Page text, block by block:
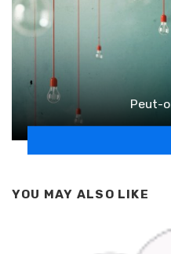
Peut-
YOU MAY ALSO LIKE